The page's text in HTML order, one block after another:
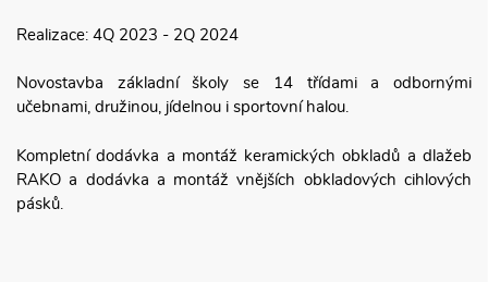
Realizace: 4Q 2023 - 2Q 2024
Novostavba základní školy se 14 třídami a odbornými
učebnami, družinou, jídelnou i sportovní halou.
Kompletní dodávka a montáž keramických obkladů a dlažeb
RAKO a dodávka a montáž vnějších obkladových cihlových
pásků.